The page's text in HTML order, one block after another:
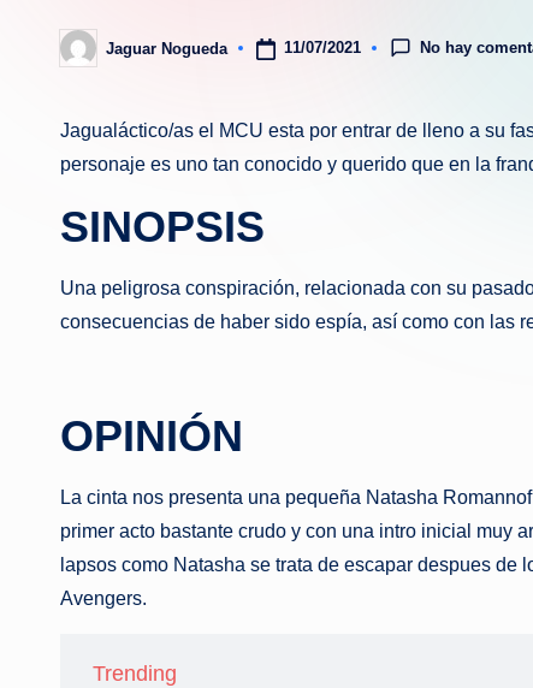
Publicado
por
Jaguar Nogueda 11/07/2021 No hay
Jagualáctico/as el MCU esta por entrar de lleno a su
personaje es uno tan conocido y querido que en la
SINOPSIS
Una peligrosa conspiración, relacionada con su
consecuencias de haber sido espía, así como con las
OPINIÓN
La cinta nos presenta una pequeña Natasha
primer acto bastante crudo y con una intro inicial muy
lapsos como Natasha se trata de escapar despues
Avengers.
Trending